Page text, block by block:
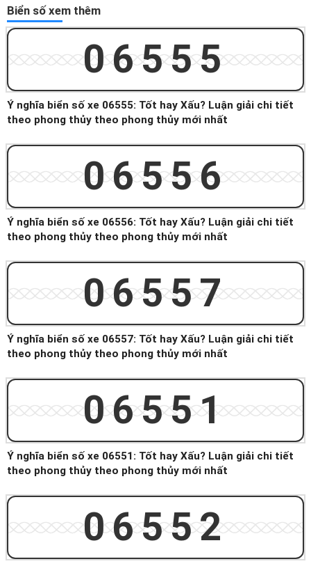
Biển số xem thêm
06555
Ý nghĩa biển số xe 06555: Tốt hay Xấu? Luận giải chi tiết
theo phong thủy theo phong thủy mới nhất
06556
Ý nghĩa biển số xe 06556: Tốt hay Xấu? Luận giải chi tiết
theo phong thủy theo phong thủy mới nhất
06557
Ý nghĩa biển số xe 06557: Tốt hay Xấu? Luận giải chi tiết
theo phong thủy theo phong thủy mới nhất
06551
Ý nghĩa biển số xe 06551: Tốt hay Xấu? Luận giải chi tiết
theo phong thủy theo phong thủy mới nhất
06552